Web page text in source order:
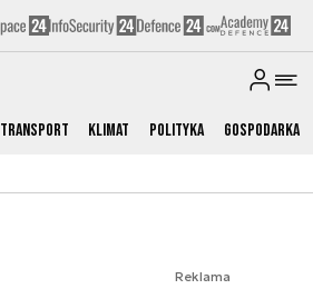
Transport Klimat Polityka Gospodarka
Reklama